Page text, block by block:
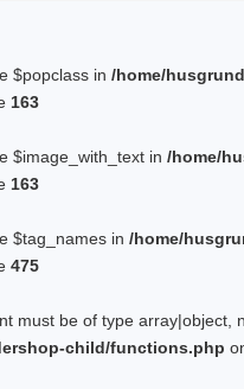
$popclass in /home/
163
$image_with_text in /home/
163
$tag_names in /home/
475
must be of type array|object,
child/functions.php